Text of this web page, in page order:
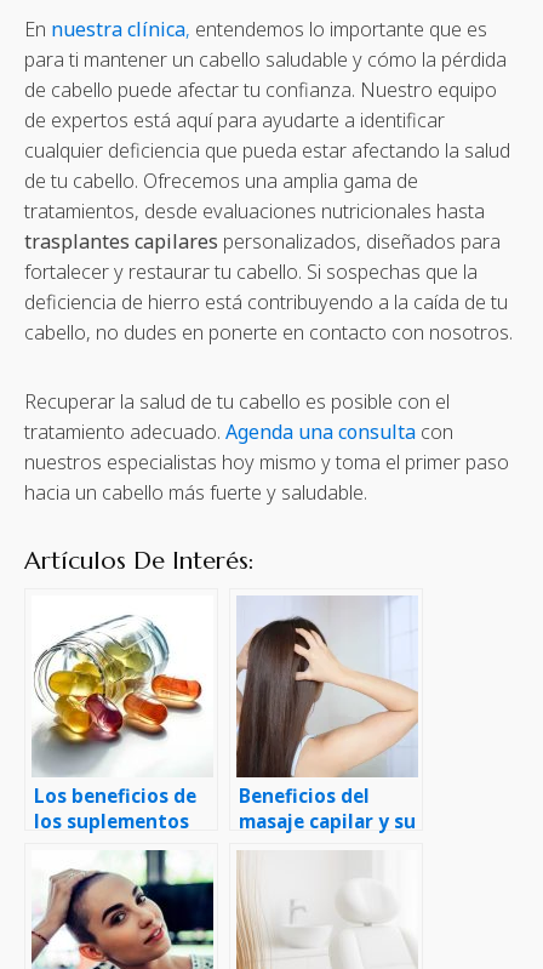
En nuestra clínica, entendemos lo importante que es
para ti mantener un cabello saludable y cómo la pérdida
de cabello puede afectar tu confianza. Nuestro equipo
de expertos está aquí para ayudarte a identificar
cualquier deficiencia que pueda estar afectando la salud
de tu cabello. Ofrecemos una amplia gama de
tratamientos, desde evaluaciones nutricionales hasta
trasplantes capilares personalizados, diseñados para
fortalecer y restaurar tu cabello. Si sospechas que la
deficiencia de hierro está contribuyendo a la caída de tu
cabello, no dudes en ponerte en contacto con nosotros.
Recuperar la salud de tu cabello es posible con el
tratamiento adecuado. Agenda una consulta con
nuestros especialistas hoy mismo y toma el primer paso
hacia un cabello más fuerte y saludable.
Artículos De Interés:
Los beneficios de
los suplementos
vitamínicos para la
salud capilar
Beneficios del
masaje capilar y su
estimulación en el
cabello